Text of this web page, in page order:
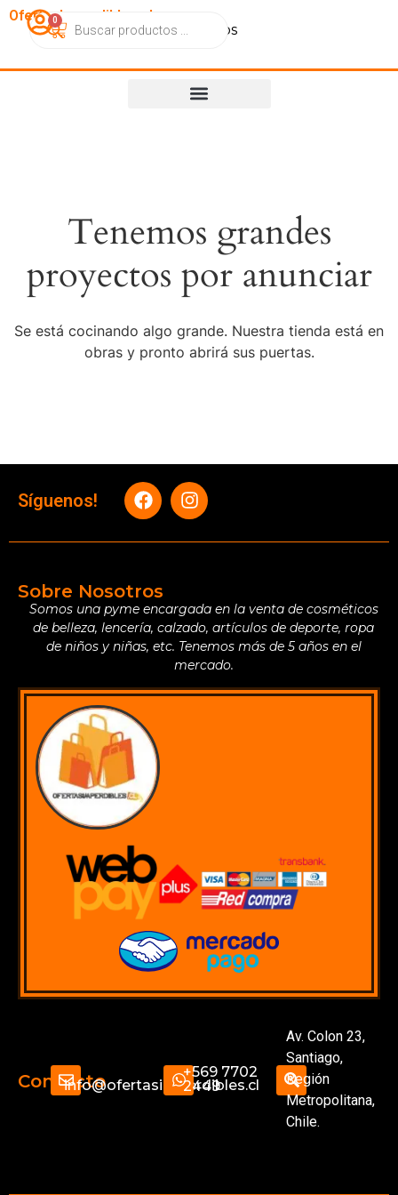
OfertasImperdibles.cl
CatálogoContactoNosotros
0
Tenemos grandes
proyectos por anunciar
Se está cocinando algo grande. Nuestra tienda está en
obras y pronto abrirá sus puertas.
Síguenos!
Sobre Nosotros
Somos una pyme encargada en la venta de cosméticos
de belleza, lencería, calzado, artículos de deporte, ropa
de niños y niñas, etc. Tenemos más de 5 años en el
mercado.
Contactoinfo@ofertasimperdibles.cl
+569 7702
2449
Av. Colon 23,
Santiago,
Región
Metropolitana,
Chile.